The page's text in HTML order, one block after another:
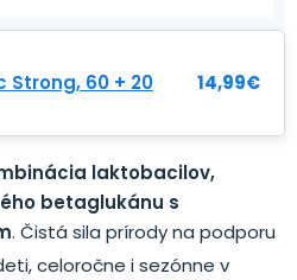
Strong, 60 + 20
14,99€
laktobacilov,
betaglukánu s
. Čistá sila prírody na podporu
celoročne i sezónne v